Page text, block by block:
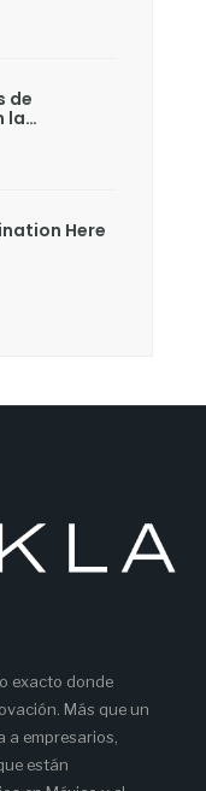
de
la…
Here
exacto donde
Más que un
empresarios,
están